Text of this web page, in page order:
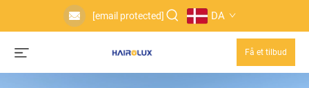
[email protected] DA
Få et tilbud